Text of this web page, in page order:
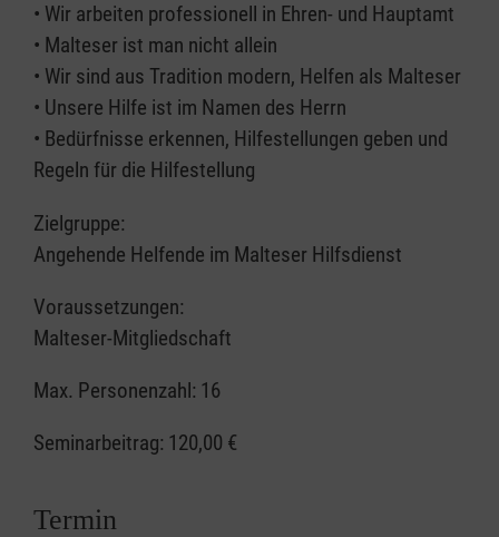
• Wir arbeiten professionell in Ehren- und Hauptamt
• Malteser ist man nicht allein
• Wir sind aus Tradition modern, Helfen als Malteser
• Unsere Hilfe ist im Namen des Herrn
• Bedürfnisse erkennen, Hilfestellungen geben und
Regeln für die Hilfestellung
Zielgruppe:
Angehende Helfende im Malteser Hilfsdienst
Voraussetzungen:
Malteser-Mitgliedschaft
Max. Personenzahl: 16
Seminarbeitrag: 120,00 €
Termin